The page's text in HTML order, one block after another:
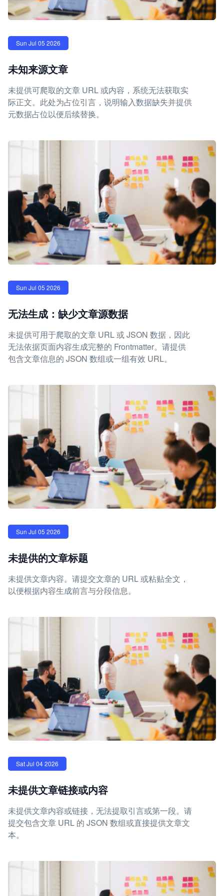
Sun Jul 05 2026
未知来源文章
未提供可爬取的文章 URL 或内容，系统无法获取实
际正文。此处为占位引言，说明输入数据缺失并提供
元数据占位以便后续替换。
Sun Jul 05 2026
无法生成：缺少文章源数据
未提供可用于爬取的文章 URL 或 JSON 数据，因此
无法依据页面内容生成完整的 Frontmatter。请提供
包含文章信息的 JSON 数组或一组有效 URL。
Sun Jul 05 2026
未提供的文章标题
未提供文章内容。请提交文章的 URL 或粘贴全文，
以便根据内容生成前言与分段信息。
Sat Jul 04 2026
未提供文章链接或内容
未提供文章内容或链接，无法提取引言或第一段。请
提交包含文章 URL 的 JSON 数组或直接提供文章文
本。